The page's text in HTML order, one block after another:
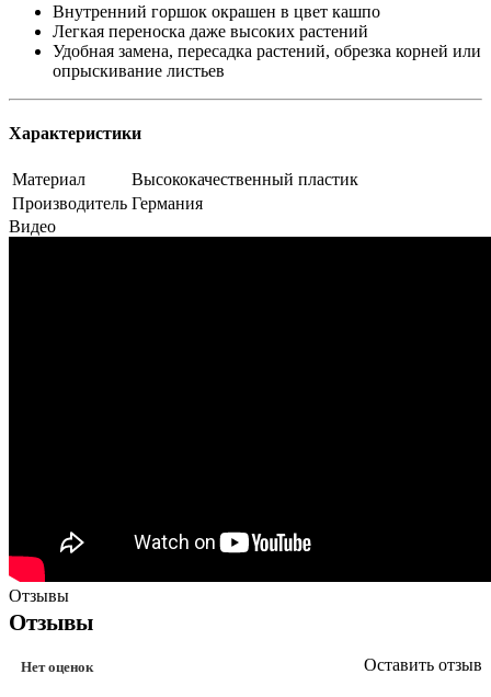
Внутренний горшок окрашен в цвет кашпо
Легкая переноска даже высоких растений
Удобная замена, пересадка растений, обрезка корней или
опрыскивание листьев
Характеристики
Материал
Высококачественный пластик
Производитель Германия
Видео
Отзывы
Отзывы
Нет оценок Оставить отзыв